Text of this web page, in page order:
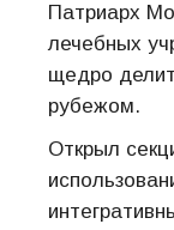
Патриарх
лечебных
щедро
рубежом.
Открыл